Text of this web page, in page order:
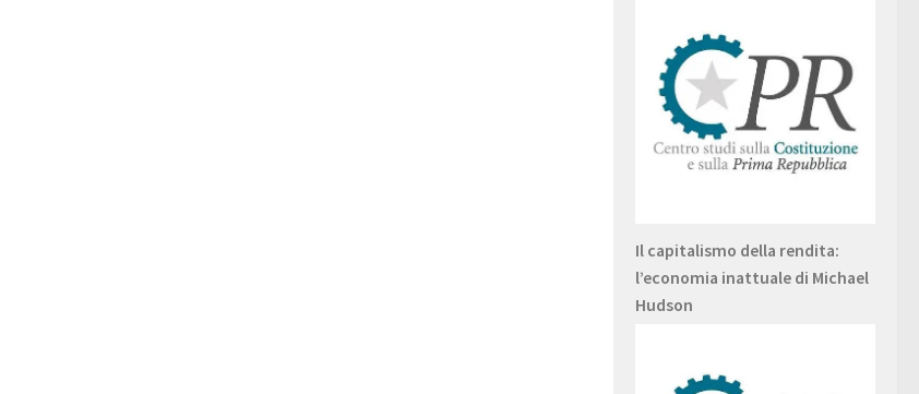
Il capitalismo della rendita:
l’economia inattuale di Michael
Hudson